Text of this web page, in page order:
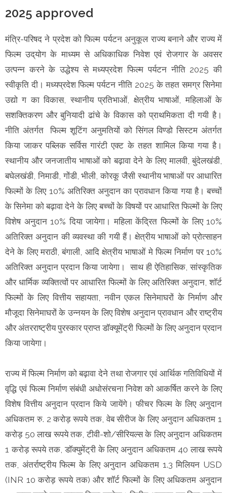
2025 approved
मंत्रि-परिषद ने प्रदेश को फिल्म पर्यटन अनुकूल राज्य बनाने और राज्य में
फिल्म उद्‌योग के माध्यम से अधिकाधिक निवेश एवं रोजगार के अवसर
उत्पन्न करने के उद्धेश्य से मध्यप्रदेश फिल्म पर्यटन नीति 2025 की
स्वीकृति दी। मध्यप्रदेश फिल्म पर्यटन नीति 2025 के तहत समग्र सिनेमा
उद्यो ग का विकास, स्थानीय प्रतिभाओं, क्षेत्रीय भाषाओं, महिलाओं के
सशक्तिकरण और बुनियादी ढांचे के विकास को प्राथमिकता दी गयी है।
नीति अंतर्गत फिल्म शूटिंग अनुमतियों को सिंगल विण्डो सिस्टम अंतर्गत
किया जाकर पब्लिक सर्विस गारंटी एक्ट के तहत शामिल किया गया है।
स्थानीय और जनजातीय भाषाओं को बढ़ावा देने के लिए मालवी, बुंदेलखंडी,
बघेलखंडी, निमाडी, गोंडी, भीली, कोरकू जैसी स्थानीय भाषाओं पर आधारित
फिल्मों के लिए 10% अतिरिक्त अनुदान का प्रावधान किया गया है। बच्चों
के सिनेमा को बढ़ावा देने के लिए बच्चों के विषयों पर आधारित फिल्मों के लिए
विशेष अनुदान 10% दिया जायेगा। महिला केंद्रित फिल्मों के लिए 10%
अतिरिक्त अनुदान की व्यवस्था की गयी हैं। क्षेत्रीय भाषाओं को प्रोत्साहन
देने के लिए मराठी, बंगाली, आदि क्षेत्रीय भाषाओं मे फिल्म निर्माण पर 10%
अतिरिक्त अनुदान प्रदान किया जायेगा। साथ ही ऐतिहासिक, सांस्कृतिक
और धार्मिक व्यक्तित्वों पर आधारित फिल्मों के लिए अतिरिक्त अनुदान, शॉर्ट
फिल्मों के लिए वित्तीय सहायता, नवीन एकल सिनेमाघरों के निर्माण और
मौजूदा सिनेमाघरों के उन्नयन के लिए विशेष अनुदान प्रावधान और राष्ट्रीय
और अंतरराष्ट्रीय पुरस्कार प्राप्त डॉक्यूमेंट्री फिल्मों के लिए अनुदान प्रदान
किया जायेगा।
राज्य में फिल्म निर्माण को बढ़ावा देने तथा रोजगार एवं आर्थिक गतिविधियों में
वृ‌द्धि एवं फिल्म निर्माण संबंधी अधोसंरचना निवेश को आकर्षित करने के लिए
विशेष वित्तीय अनुदान प्रदान किये जायेंगे। फीचर फिल्म के लिए अनुदान
अधिकतम रु. 2 करोड़ रूपये तक, वेब सीरीज के लिए अनुदान अधिकतम 1
करोड़ 50 लाख रूपये तक, टीवी-शो/सीरियल्स के लिए अनुदान अधिकतम
1 करोड़ रूपये तक, डॉक्युमेंट्री के लिए अनुदान अधिकतम 40 लाख रूपये
तक, अंतर्राष्ट्रीय फिल्म के लिए अनुदान अधिकतम 1.3 मिलियन USD
(INR 10 करोड़ रूपये तक) और शॉर्ट फिल्मों के लिए अधिकतम अनुदान